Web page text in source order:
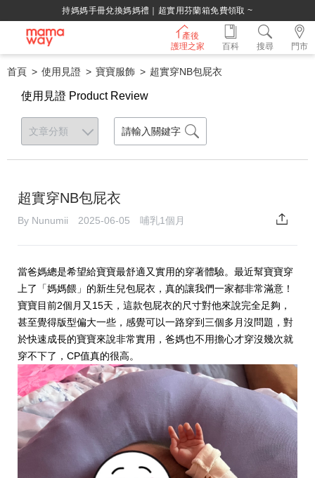
持媽媽手冊兌換媽媽禮｜超實用芬蘭箱免費領取 ~
產後
護理之家
門市
百科 搜尋
首頁 使用見證 寶寶服飾 超實穿NB包屁衣
使用見證 Product Review
超實穿NB包屁衣
By Nunumii 2025-06-05 哺乳1個月
當爸媽總是希望給寶寶最舒適又實用的穿著體驗。最近幫寶寶穿
上了「媽媽餵」的新生兒包屁衣，真的讓我們一家都非常滿意！
寶寶目前2個月又15天，這款包屁衣的尺寸對他來說完全足夠，
甚至覺得版型偏大一些，感覺可以一路穿到三個多月沒問題，對
於快速成長的寶寶來說非常實用，爸媽也不用擔心才穿沒幾次就
穿不下了，CP值真的很高。